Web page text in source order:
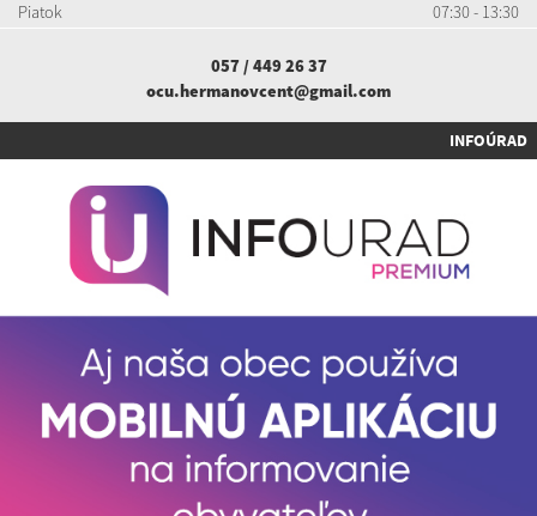
Piatok
07:30 - 13:30
057 / 449 26 37
ocu.hermanovcent@gmail.com
INFOÚRAD